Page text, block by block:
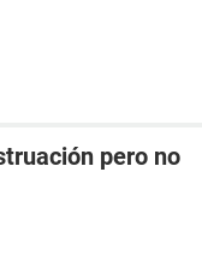
pero no